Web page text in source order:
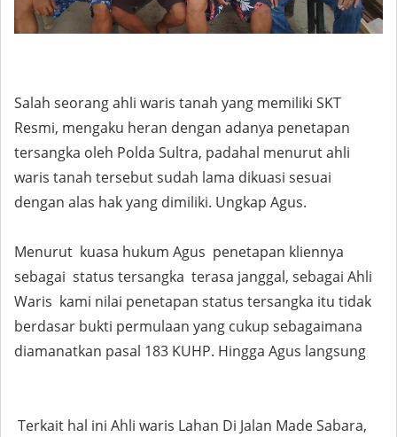
Salah seorang ahli waris tanah yang memiliki SKT
Resmi, mengaku heran dengan adanya penetapan
tersangka oleh Polda Sultra, padahal menurut ahli
waris tanah tersebut sudah lama dikuasi sesuai
dengan alas hak yang dimiliki. Ungkap Agus.
Menurut kuasa hukum Agus penetapan kliennya
sebagai status tersangka terasa janggal, sebagai Ahli
Waris kami nilai penetapan status tersangka itu tidak
berdasar bukti permulaan yang cukup sebagaimana
diamanatkan pasal 183 KUHP. Hingga Agus langsung
Terkait hal ini Ahli waris Lahan Di Jalan Made Sabara,